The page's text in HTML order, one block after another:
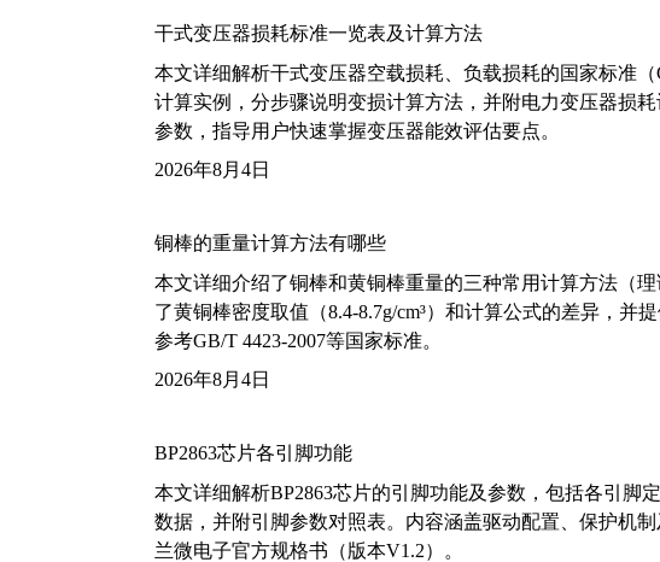
干式变压器损耗标准一览表及计算方法
本文详细解析干式变压器空载损耗、负载损耗的国家标准
计算实例，分步骤说明变损计算方法，并附电力变压器损
参数，指导用户快速掌握变压器能效评估要点。
2026年8月4日
铜棒的重量计算方法有哪些
本文详细介绍了铜棒和黄铜棒重量的三种常用计算方法（
了黄铜棒密度取值（8.4-8.7g/cm³）和计算公式的差异，并
参考GB/T 4423-2007等国家标准。
2026年8月4日
BP2863芯片各引脚功能
本文详细解析BP2863芯片的引脚功能及参数，包括各引脚
数据，并附引脚参数对照表。内容涵盖驱动配置、保护机
兰微电子官方规格书（版本V1.2）。